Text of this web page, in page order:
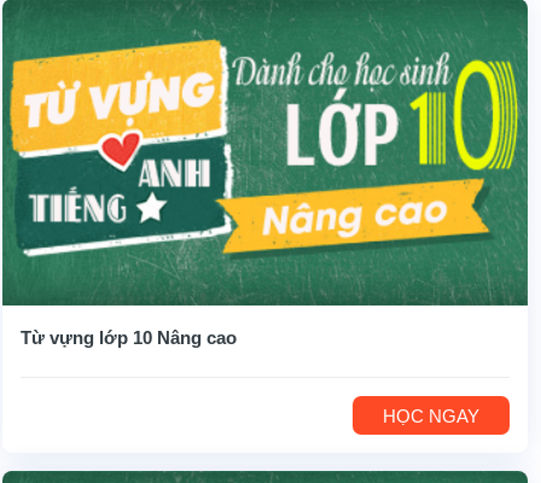
Từ vựng lớp 10 Nâng cao
HỌC NGAY